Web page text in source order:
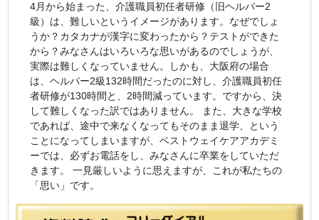
4月から始まった、介護職員初任者研修（旧ヘルパー2
級）は、難しいというイメージがあります。なぜでしょ
うか？カタカナが漢字に変わったから？テストができた
から？みなさんはいろいろな思いがあるのでしょうが、
実際は難しくなっていません。しかも、大阪府の場合
は、ヘルパー2級132時間だったのに対し、介護職員初任
者研修が130時間と、2時間減っています。ですから、決
して難しくなった訳ではありません。 また、大きな学校
であれば、途中で来なくなってもそのまま退学、という
ことになってしまいますが、ベストウェイケアアカデミ
ーでは、必ずお電話をし、みなさんに卒業をしていただ
きます。 一見厳しいように思えますが、これが私たちの
「思い」です。